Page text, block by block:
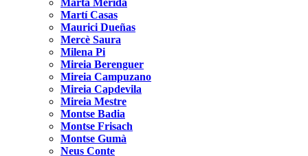
Martí Casas
Maurici Dueñas
Mercè Saura
Milena Pi
Mireia Berenguer
Mireia Campuzano
Mireia Capdevila
Mireia Mestre
Montse Badia
Montse Frisach
Montse Gumà
Neus Conte